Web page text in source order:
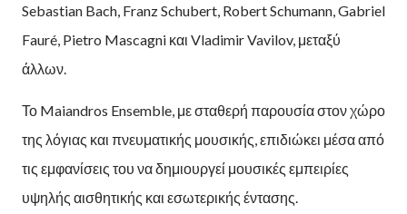
Sebastian Bach, Franz Schubert, Robert Schumann, Gabriel
Fauré, Pietro Mascagni και Vladimir Vavilov, μεταξύ
άλλων.
Το Maiandros Ensemble, με σταθερή παρουσία στον χώρο
της λόγιας και πνευματικής μουσικής, επιδιώκει μέσα από
τις εμφανίσεις του να δημιουργεί μουσικές εμπειρίες
υψηλής αισθητικής και εσωτερικής έντασης.